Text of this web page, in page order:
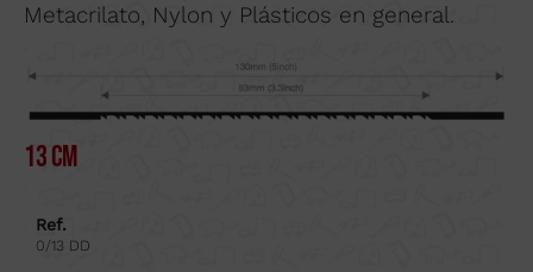
Metacrilato, Nylon y Plásticos en general.
13 cm
Ref.
0/13 DD